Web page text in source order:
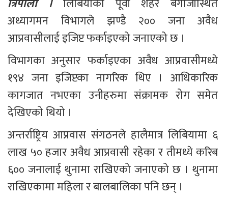
अध्यागमन विभागले झण्डै २०० जना अवैध
आप्रवासीलाई इजिप्ट फर्काइएको जनाएको छ ।
विभागका अनुसार फर्काइएका अवैध आप्रवासीमध्ये
१९४ जना इजिप्टका नागरिक थिए । आधिकारिक
कागजात नभएका उनीहरुमा संक्रामक रोग समेत
देखिएको थियो ।
अन्तर्राष्ट्रिय आप्रवास संगठनले हालैमात्र लिबियामा ६
लाख ५० हजार अवैध आप्रवासी रहेका र तीमध्ये करिब
६०० जनालाई थुनामा राखिएको जनाएको छ । थुनामा
राखिएकामा महिला र बालबालिका पनि छन् ।